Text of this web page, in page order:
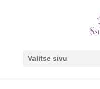
Valitse sivu